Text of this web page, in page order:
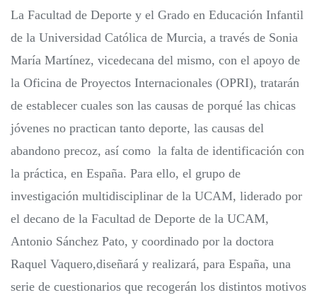
La Facultad de Deporte y el Grado en Educación Infantil
de la Universidad Católica de Murcia, a través de Sonia
María Martínez, vicedecana del mismo, con el apoyo de
la Oficina de Proyectos Internacionales (OPRI), tratarán
de establecer cuales son las causas de porqué las chicas
jóvenes no practican tanto deporte, las causas del
abandono precoz, así como la falta de identificación con
la práctica, en España. Para ello, el grupo de
investigación multidisciplinar de la UCAM, liderado por
el decano de la Facultad de Deporte de la UCAM,
Antonio Sánchez Pato, y coordinado por la doctora
Raquel Vaquero,diseñará y realizará, para España, una
serie de cuestionarios que recogerán los distintos motivos